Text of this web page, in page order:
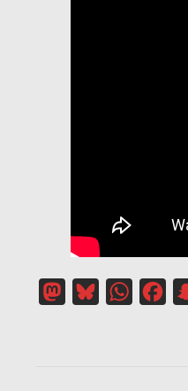
MastodonBluesky